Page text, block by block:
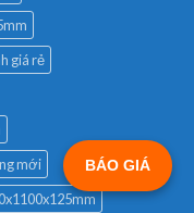
giá rẻ
mới
BÁO GIÁ